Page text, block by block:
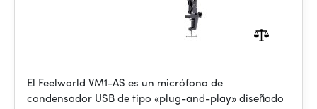
El Feelworld VM1-AS es un micrófono de
condensador USB de tipo «plug-and-play» diseñado